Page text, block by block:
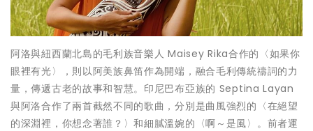
阿洛與紐西蘭北島的毛利族音樂人 Maisey Rika合作的〈如果你
眼裡有光〉，則以阿美族鼻笛作為開端，融合毛利傳統禱詞的力
量，傳遞古老的故事和智慧。印尼巴布亞族的 Septina Layan
與阿洛合作了兩首截然不同的歌曲，分別是曲風強烈的〈在絕望
的深淵裡，你想念著誰？〉和細膩溫婉的〈啊～是風〉。前者運